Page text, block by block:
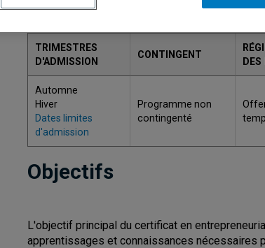
TRIMESTRES
D'ADMISSION
CONTINGENT
Automne
Hiver
Dates limites
d'admission
Programme non
contingenté
Objectifs
L'objectif principal du certificat en
apprentissages et connaissances nécessaires